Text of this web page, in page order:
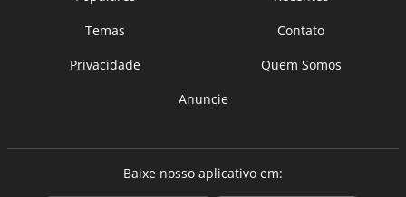
Temas
Contato
Privacidade
Quem Somos
Anuncie
Baixe nosso aplicativo em: